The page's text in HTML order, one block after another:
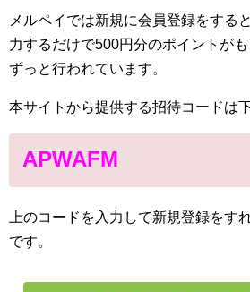
メルペイでは新規に会員登録をする
力するだけで500円分のポイントが
ずっと行われています。
本サイトから提供する招待コードは
APWAFM
上のコードを入力して新規登録をす
です。